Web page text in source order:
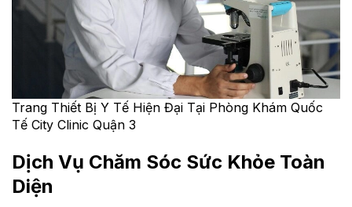
Trang Thiết Bị Y Tế Hiện Đại Tại Phòng Khám Quốc
Tế City Clinic Quận 3
Dịch Vụ Chăm Sóc Sức Khỏe Toàn
Diện